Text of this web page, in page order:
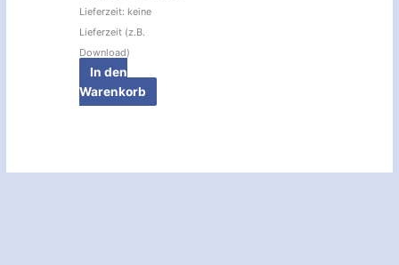
Lieferzeit: keine
Lieferzeit (z.B.
Download)
In den
Warenkorb